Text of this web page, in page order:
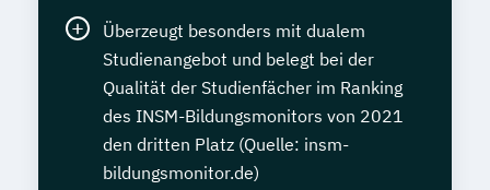
Überzeugt besonders mit dualem
Studienangebot und belegt bei der
Qualität der Studienfächer im Ranking
des INSM-Bildungsmonitors von 2021
den dritten Platz (Quelle: insm-
bildungsmonitor.de)